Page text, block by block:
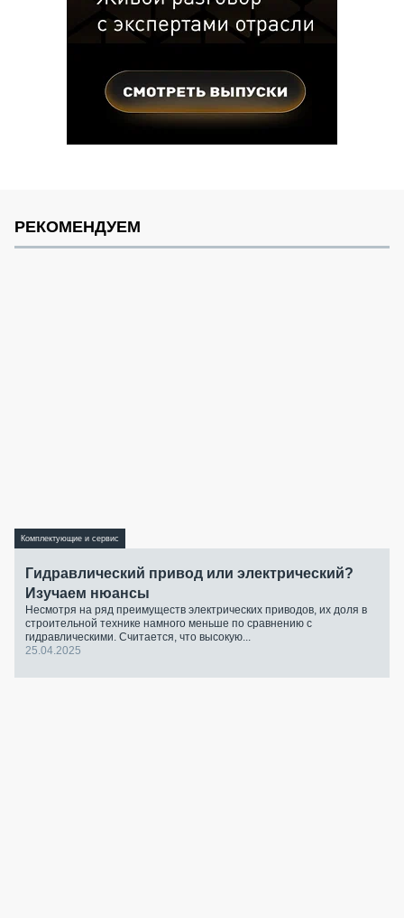
РЕКОМЕНДУЕМ
Комплектующие и сервис
Гидравлический привод или электрический?
Изучаем нюансы
Несмотря на ряд преимуществ электрических приводов, их доля в
строительной технике намного меньше по сравнению с
гидравлическими. Считается, что высокую...
25.04.2025